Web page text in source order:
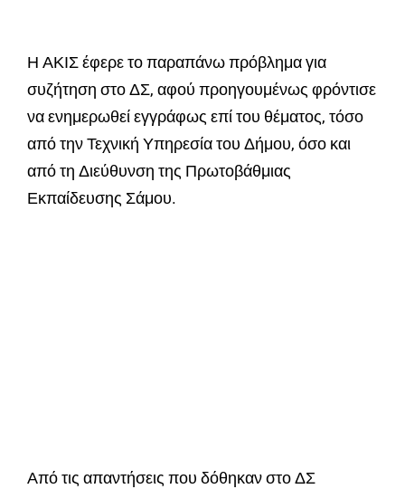
Η ΑΚΙΣ έφερε το παραπάνω πρόβλημα για
συζήτηση στο ΔΣ, αφού προηγουμένως φρόντισε
να ενημερωθεί εγγράφως επί του θέματος, τόσο
από την Τεχνική Υπηρεσία του Δήμου, όσο και
από τη Διεύθυνση της Πρωτοβάθμιας
Εκπαίδευσης Σάμου.
Από τις απαντήσεις που δόθηκαν στο ΔΣ